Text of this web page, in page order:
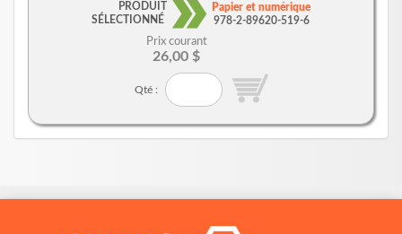
PRODUIT
SÉLECTIONNÉ
Papier et numérique
978-2-89620-519-6
Prix courant
26,00 $
Qté :